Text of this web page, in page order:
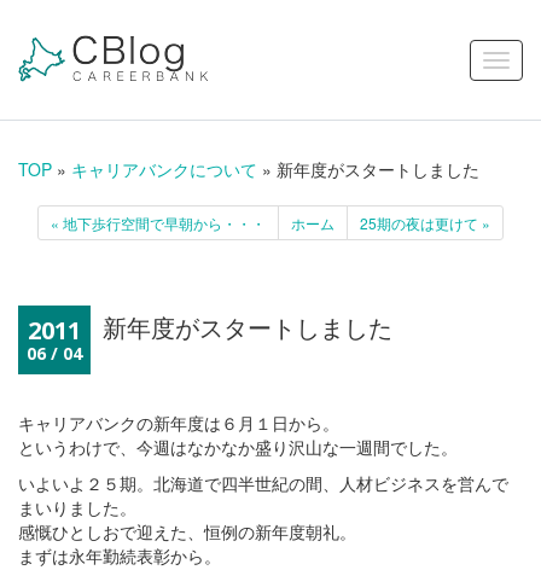
TOP » キャリアバンクについて » 新年度がスタートしました
« 地下歩行空間で早朝から・・・ ホーム 25期の夜は更けて »
2011
06 / 04
新年度がスタートしました
キャリアバンクの新年度は６月１日から。
というわけで、今週はなかなか盛り沢山な一週間でした。
いよいよ２５期。北海道で四半世紀の間、人材ビジネスを営んで
まいりました。
感慨ひとしおで迎えた、恒例の新年度朝礼。
まずは永年勤続表彰から。